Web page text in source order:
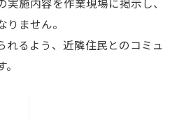
ません。
れるよう、近隣住民とのコミュ